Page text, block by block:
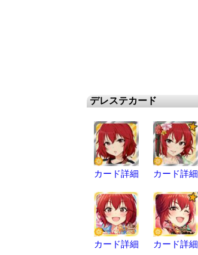
デレステカード
カード詳細 カード詳細
カード詳細 カード詳細